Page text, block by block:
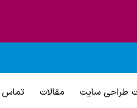
طراحی سایت مقالات تماس